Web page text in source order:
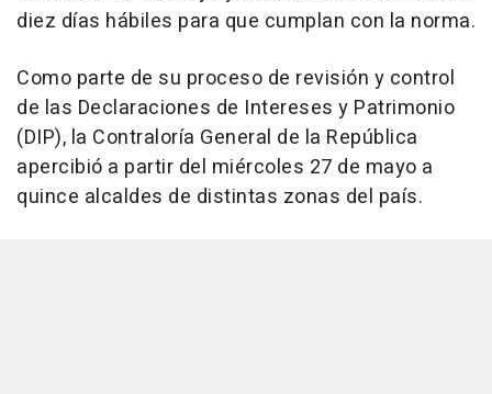
diez días hábiles para que cumplan con la norma.
Como parte de su proceso de revisión y control
de las Declaraciones de Intereses y Patrimonio
(DIP), la Contraloría General de la República
apercibió a partir del miércoles 27 de mayo a
quince alcaldes de distintas zonas del país.